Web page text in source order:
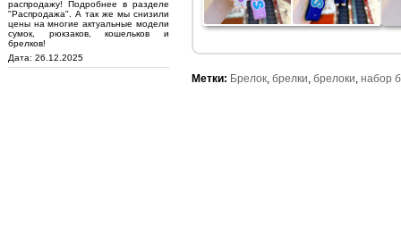
распродажу! Подробнее в разделе
"Распродажа". А так же мы снизили
цены на многие актуальные модели
сумок, рюкзаков, кошельков и
брелков!
Дата: 26.12.2025
Метки: Брелок брелки брелоки набор